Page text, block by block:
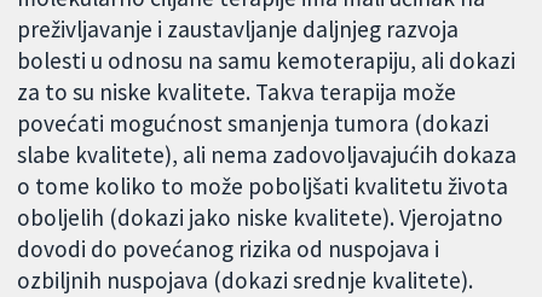
preživljavanje i zaustavljanje daljnjeg razvoja
bolesti u odnosu na samu kemoterapiju, ali dokazi
za to su niske kvalitete. Takva terapija može
povećati mogućnost smanjenja tumora (dokazi
slabe kvalitete), ali nema zadovoljavajućih dokaza
o tome koliko to može poboljšati kvalitetu života
oboljelih (dokazi jako niske kvalitete). Vjerojatno
dovodi do povećanog rizika od nuspojava i
ozbiljnih nuspojava (dokazi srednje kvalitete).